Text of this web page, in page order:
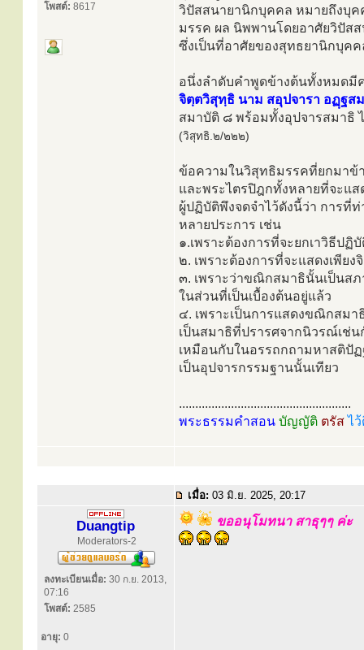
โพสต์: 8617
วิปัสสนายานิกบุคคล หมายถึงบุค
มรรค ผล นิพพานโดยอาศัยวิปัส
ซึ่งเป็นที่อาศัยของสุทธยานิกบุค
อนึ่งลำดับคำพูดข้างต้นทั้งหมดมี
จิตฺตวิสุทฺธิ นาม สอุปจารา อฏฺฐส
สมาบัติ ๘ พร้อมทั้งอุปจารสมาธิ
(วิสุทธิ.๒/๒๒๒)
ข้อความในวิสุทธิมรรคที่ยกมาข้
และพระไตรปิฎกทั้งหลายที่จะแส
ผู้ปฏิบัติพึงจดจำไว้ดังนี้ว่า การที่
หลายประการ เช่น
๑.เพราะต้องการที่จะยกเาวิธีป
๒. เพราะต้องการที่จะแสดงเพีย
๓. เพราะว่าขณิกสมาธินั้นเป็นสภ
ในส่วนที่เป็นเบื้องต้นอยู่แล้ว
๔. เพราะเป็นการแสดงขณิกสม
เป็นสมาธิที่ปรารศจากนิวรณ์เช่น
เหมือนกับในอรรถกถามหาสติปั
เป็นอุปจารกรรมฐานนั้นเทียว
.....................................................
พระธรรมคำสอน บัญญัติ ตรัสไ
เมื่อ: 03 มิ.ย. 2025, 20:17
Duangtip
Moderators-2
ลงทะเบียนเมื่อ: 30 ก.ย. 2013,
07:16
โพสต์: 2585
อายุ: 0
ขออนุโมทนา สาธุๆๆ ค่ะ